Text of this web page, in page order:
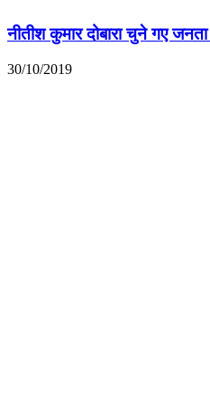
नीतीश कुमार दोबारा चुने गए
30/10/2019